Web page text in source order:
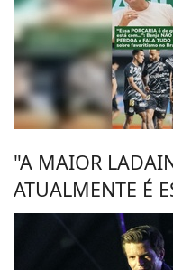
"A MAIOR
ATUALMENTE É